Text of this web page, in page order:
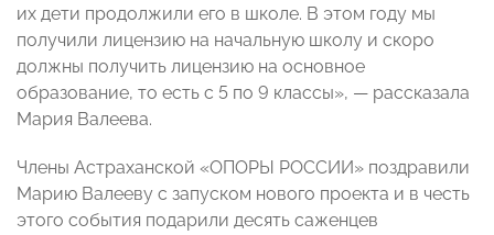
их дети продолжили его в школе. В этом году мы
получили лицензию на начальную школу и скоро
должны получить лицензию на основное
образование, то есть с 5 по 9 классы», — рассказала
Мария Валеева.
Члены Астраханской «ОПОРЫ РОССИИ» поздравили
Марию Валееву с запуском нового проекта и в честь
этого события подарили десять саженцев